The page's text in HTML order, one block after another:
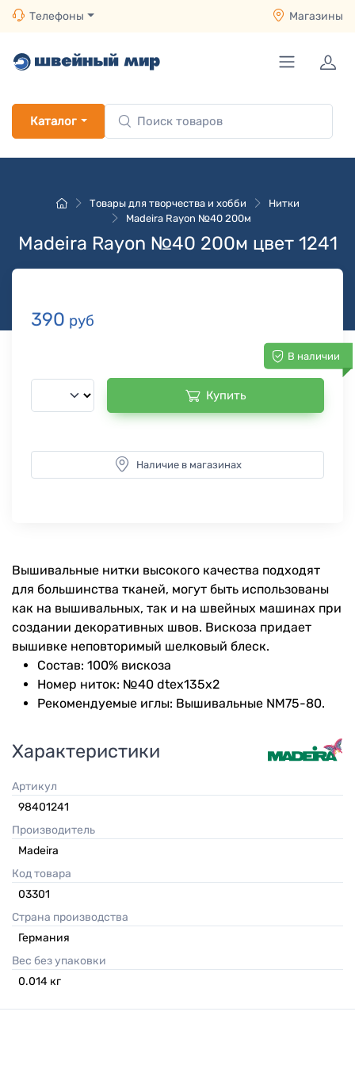
Телефоны Магазины
Каталог
Товары для творчества и хобби
Нитки
Madeira Rayon №40 200м
Madeira Rayon №40 200м цвет 1241
390 руб
В наличии
Купить
Наличие в магазинах
Вышивальные нитки высокого качества подходят
для большинства тканей, могут быть использованы
как на вышивальных, так и на швейных машинах при
создании декоративных швов. Вискоза придает
вышивке неповторимый шелковый блеск.
Состав: 100% вискоза
Номер ниток: №40 dtex135x2
Рекомендуемые иглы: Вышивальные NM75-80.
Характеристики
Артикул
98401241
Производитель
Madeira
Код товара
03301
Страна производства
Германия
Вес без упаковки
0.014 кг